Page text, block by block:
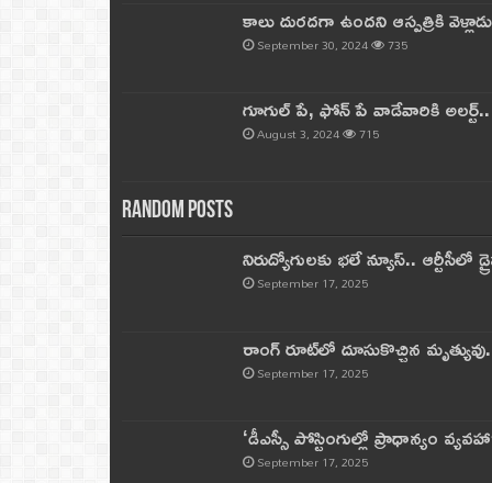
కాలు దురదగా ఉందని ఆస్పత్రికి
September 30, 2024 735
గూగుల్ పే, ఫోన్ పే వాడేవారికి
August 3, 2024 715
Random Posts
నిరుద్యోగులకు భలే న్యూస్.. ఆర్టీసీలో
September 17, 2025
రాంగ్ రూట్‌లో దూసుకొచ్చిన
September 17, 2025
‘డీఎస్సీ పోస్టింగుల్లో ప్రాధాన్యం
September 17, 2025